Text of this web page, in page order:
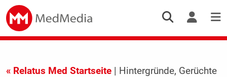
« Relatus Med Startseite| Hintergründe, Gerüchte